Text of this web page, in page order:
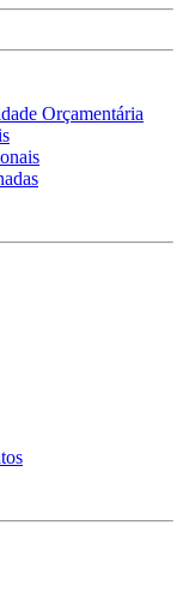
Orçamentária